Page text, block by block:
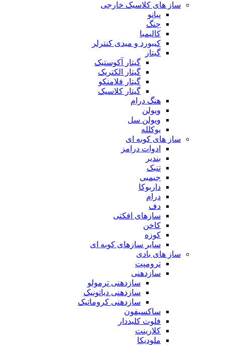
ساز های کلاسیک خارجی
پیانو
چنگ
کالیمبا
کیبورد و میدی کنترلر
گیتار
گیتار آکوستیک
گیتار الکتریک
گیتار فلامنکو
گیتار کلاسیک
هنگ درام
ویولن
ویولن سل
یوکلله
ساز های کوبه ای
ادوات درامز
بندیر
تنبک
جیمبی
داربوکا
درام
دف
سازهای افکتی
کاخن
کوزه
سایر سازهای کوبه ای
ساز های بادی
ترومپت
سازدهنی
سازدهنی ترمولو
سازدهنی دیاتونیک
سازدهنی کروماتیک
ساکسیفون
فلوت کلیددار
کلارینت
ملودیکا